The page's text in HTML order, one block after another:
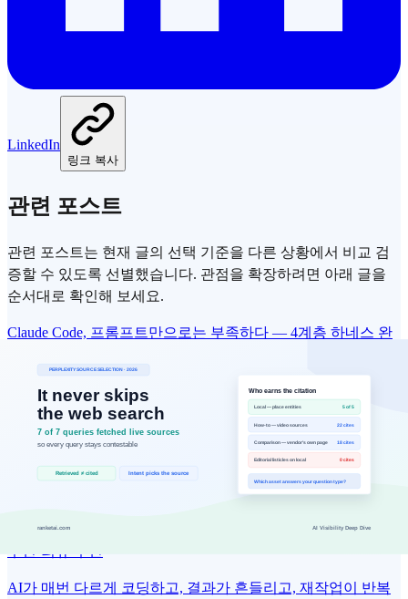
LinkedIn
링크 복사
관련 포스트
관련 포스트는 현재 글의 선택 기준을 다른 상황에서 비교 검
증할 수 있도록 선별했습니다. 관점을 확장하려면 아래 글을
순서대로 확인해 보세요.
Claude Code, 프롬프트만으로는 부족하다 — 4계층 하네스 완
AI 에이전트의 실제 경쟁력은 모델이 아니라 하네스에서 나옵
니다. 프로덕션에서 Claude Code를 안정적으로 운영하기 위한
CLAUDE.md · Hooks · Skills · Subagents 4계층 아키텍처를 단
바이브 코딩 재작업을 줄이는 방법: 요구사항 템플릿·테스트
우선·리뷰 루틴
AI가 매번 다르게 코딩하고, 결과가 흔들리고, 재작업이 반복